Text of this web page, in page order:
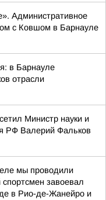
Административное
с Ковшом в Барнауле
в Барнауле
отрасли
Министр науки и
РФ Валерий Фальков
мы проводили
спортсмен завоевал
в Рио-де-Жанейро и